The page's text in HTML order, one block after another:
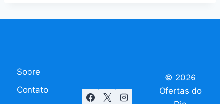
Sobre
Contato
© 2026
Ofertas do